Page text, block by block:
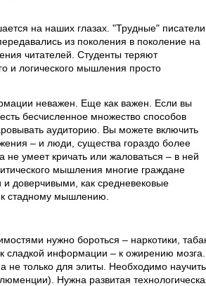
на наших глазах. "Трудные"
из поколения в поколение на
читателей. Студенты теряют
и логического мышления просто
неважен. Еще как важен. Если вы
бесчисленное множество способов
аудиторию. Вы можете включить
– и люди, существа гораздо более
не умеет кричать или жаловаться – в ней
мышления многие граждане
доверчивыми, как средневековые
стадному мышлению.
нужно бороться – наркотики,
сладкой информации – к ожирению мозга.
не только для элиты. Необходимо научить
Нужна развитая